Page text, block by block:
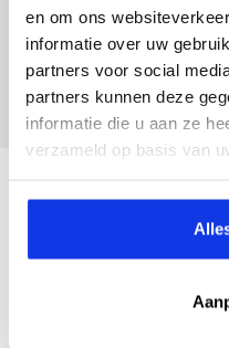
en om ons
informatie over uw
partners voor social
partners kunnen deze
informatie die u aan ze
verzameld op basis van
Wanneer je foto’s
maandag tot en
een voorstel.